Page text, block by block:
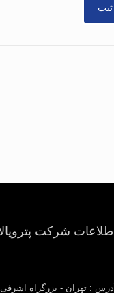
اطلاعات شرکت
آدرس : تهران - بزرگراه